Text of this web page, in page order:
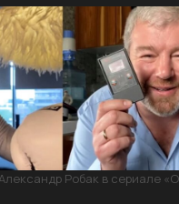
Робак в сериале